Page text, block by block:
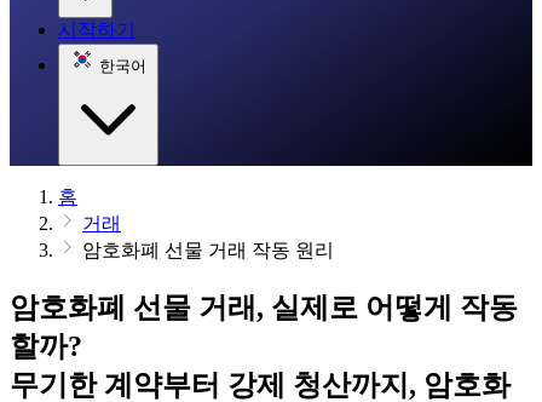
시작하기
한국어
홈
거래
암호화폐 선물 거래 작동 원리
암호화폐 선물 거래, 실제로 어떻게 작동
할까?
무기한 계약부터 강제 청산까지, 암호화